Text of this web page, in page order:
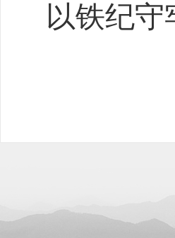
以铁纪